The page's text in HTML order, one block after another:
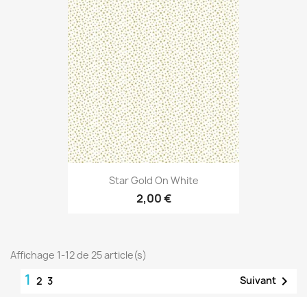
Star Gold On White
2,00 €
Affichage 1-12 de 25 article(s)
1 2 3 Suivant 